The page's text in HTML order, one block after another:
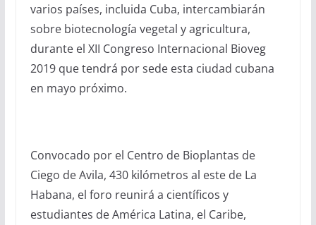
varios países, incluida Cuba, intercambiarán
sobre biotecnología vegetal y agricultura,
durante el XII Congreso Internacional Bioveg
2019 que tendrá por sede esta ciudad cubana
en mayo próximo.
Convocado por el Centro de Bioplantas de
Ciego de Avila, 430 kilómetros al este de La
Habana, el foro reunirá a científicos y
estudiantes de América Latina, el Caribe,